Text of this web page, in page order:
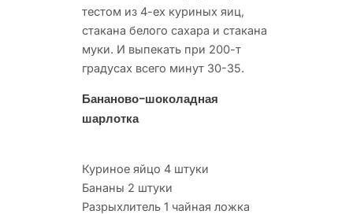
тестом из 4-ех куриных яиц,
стакана белого сахара и стакана
муки. И выпекать при 200-т
градусах всего минут 30-35.
Бананово-шоколадная
шарлотка
Куриное яйцо 4 штуки
Бананы 2 штуки
Разрыхлитель 1 чайная ложка